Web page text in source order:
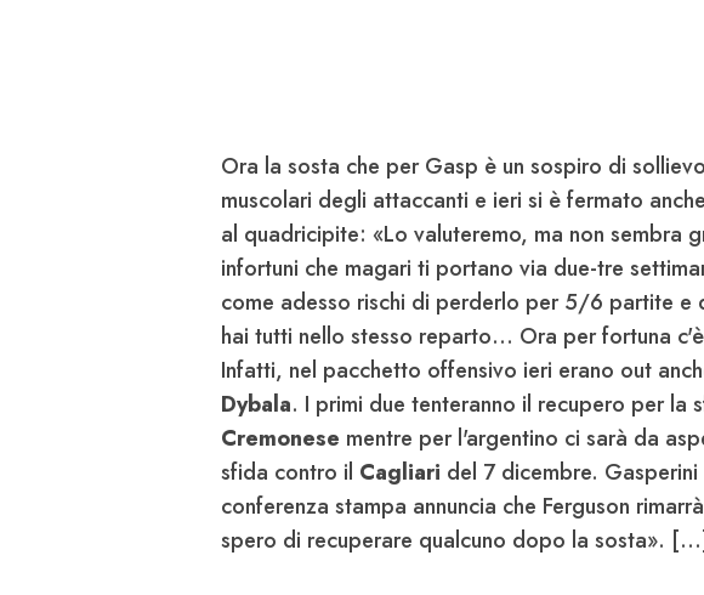
Ora la sosta che per Gasp è un sospiro di
muscolari degli attaccanti e ieri si è fermato anche
al quadricipite: «Lo valuteremo, ma non sembra
infortuni che magari ti portano via due-tre
come adesso rischi di perderlo per 5/6 partite e
hai tutti nello stesso reparto… Ora per fortuna
Infatti, nel pacchetto offensivo ieri erano out
Dybala. I primi due tenteranno il recupero per la
Cremonese mentre per l'argentino ci sarà da
sfida contro il Cagliari del 7 dicembre.
conferenza stampa annuncia che Ferguson
spero di recuperare qualcuno dopo la sosta».